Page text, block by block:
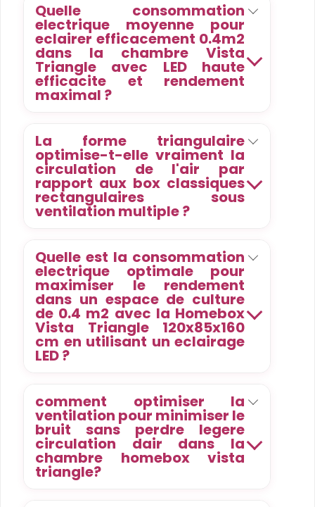
Quelle consommation
electrique moyenne pour
eclairer efficacement 0.4m2
dans la chambre Vista
Triangle avec LED haute
efficacite et rendement
maximal ?
La forme triangulaire
optimise-t-elle vraiment la
circulation de l'air par
rapport aux box classiques
rectangulaires sous
ventilation multiple ?
Quelle est la consommation
electrique optimale pour
maximiser le rendement
dans un espace de culture
de 0.4 m2 avec la Homebox
Vista Triangle 120x85x160
cm en utilisant un eclairage
LED ?
comment optimiser la
ventilation pour minimiser le
bruit sans perdre legere
circulation dair dans la
chambre homebox vista
triangle?